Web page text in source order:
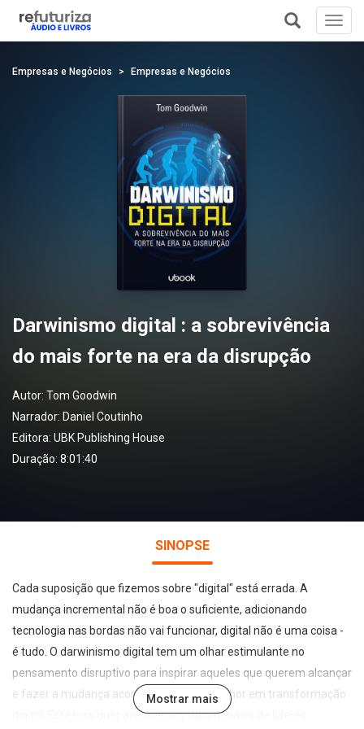
Empresas e Negócios Empresas e Negócios
Darwinismo digital : a sobrevivência
do mais forte na era da disrupção
Autor: Tom Goodwin
Narrador: Daniel Coutinho
Editora: UBK Publishing House
Duração: 8:01:40
SINOPSE
Cada suposição que fizemos sobre "digital" está errada. A
mudança incremental não é boa o suficiente, adicionando
tecnologia nas bordas não vai funcionar, digital não é uma coisa -
é tudo. O darwinismo digital tem um olhar estimulante no
pensamento disruptivo para inspirar aqueles que querem alcançar
e fazer a mudança acontecer sendo o melhor em transformação
digital. Este livro quer acender um fogo debaixo de líderes
Mostrar mais